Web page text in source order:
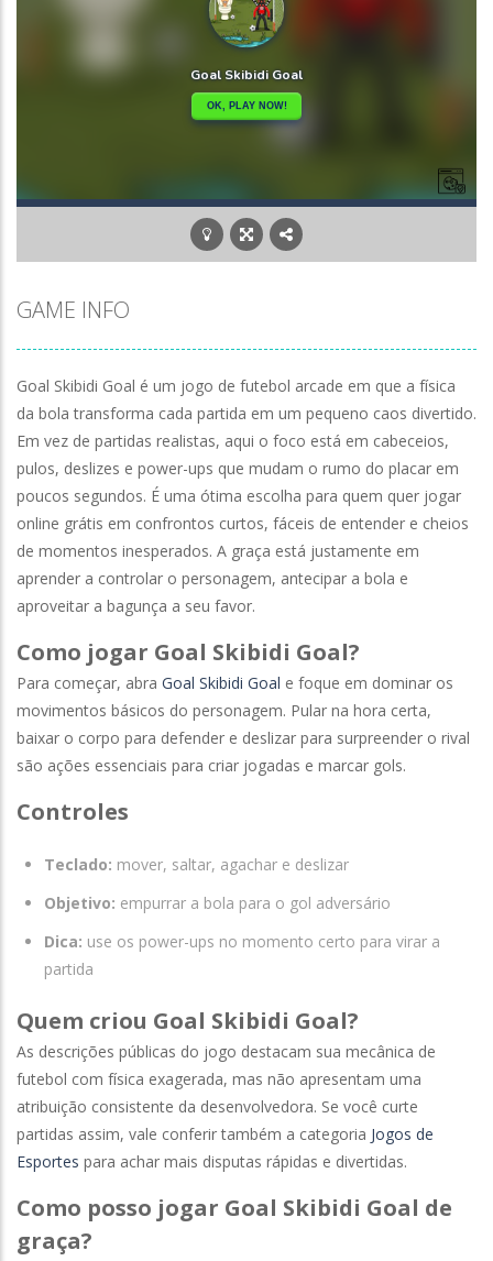
GAME INFO
Goal Skibidi Goal é um jogo de futebol arcade em que a física
da bola transforma cada partida em um pequeno caos divertido.
Em vez de partidas realistas, aqui o foco está em cabeceios,
pulos, deslizes e power-ups que mudam o rumo do placar em
poucos segundos. É uma ótima escolha para quem quer jogar
online grátis em confrontos curtos, fáceis de entender e cheios
de momentos inesperados. A graça está justamente em
aprender a controlar o personagem, antecipar a bola e
aproveitar a bagunça a seu favor.
Como jogar Goal Skibidi Goal?
Para começar, abra Goal Skibidi Goal e foque em dominar os
movimentos básicos do personagem. Pular na hora certa,
baixar o corpo para defender e deslizar para surpreender o rival
são ações essenciais para criar jogadas e marcar gols.
Controles
Teclado: mover, saltar, agachar e deslizar
Objetivo: empurrar a bola para o gol adversário
Dica: use os power-ups no momento certo para virar a
partida
Quem criou Goal Skibidi Goal?
As descrições públicas do jogo destacam sua mecânica de
futebol com física exagerada, mas não apresentam uma
atribuição consistente da desenvolvedora. Se você curte
partidas assim, vale conferir também a categoria Jogos de
Esportes para achar mais disputas rápidas e divertidas.
Como posso jogar Goal Skibidi Goal de
graça?